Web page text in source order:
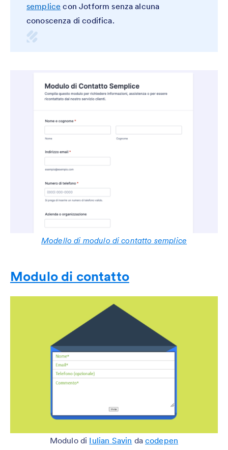
semplice con Jotform senza alcuna
conoscenza di codifica.
Modello di modulo di contatto semplice
Modulo di contatto
Modulo di Iulian Savin dacodepen